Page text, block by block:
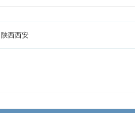
陕西西安